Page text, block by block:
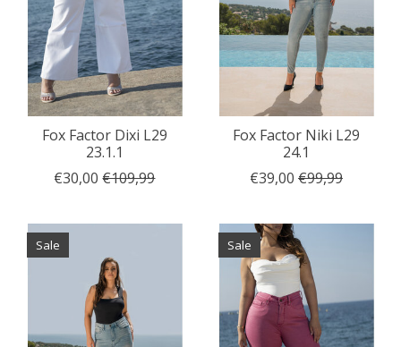
Fox Factor Dixi L29
23.1.1
€30,00 €109,99
Fox Factor Niki L29
24.1
€39,00 €99,99
Sale Sale